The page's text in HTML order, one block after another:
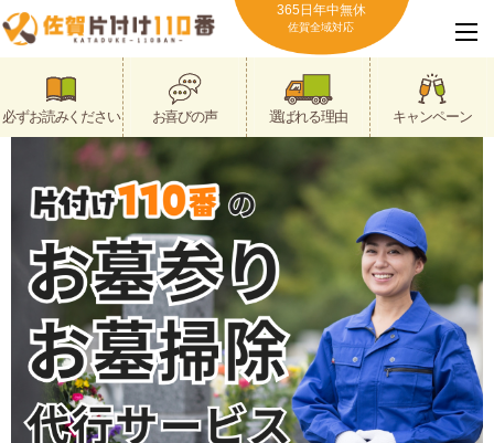
365日年中無休
佐賀全域対応
必ずお読みください お喜びの声 選ばれる理由 キャンペーン